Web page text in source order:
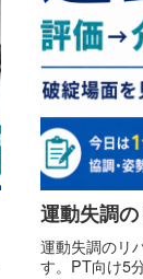
運動失調
運動失調のリ
す。PT向け5